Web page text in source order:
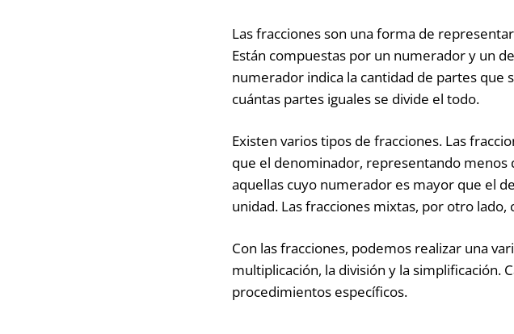
Las fracciones son una forma de
Están compuestas por un numerador y un
numerador indica la cantidad de partes que
cuántas partes iguales se divide el todo.
Existen varios tipos de fracciones. Las
que el denominador, representando menos
aquellas cuyo numerador es mayor que el
unidad. Las fracciones mixtas, por otro
Con las fracciones, podemos realizar una
multiplicación, la división y la simplificación.
procedimientos específicos.